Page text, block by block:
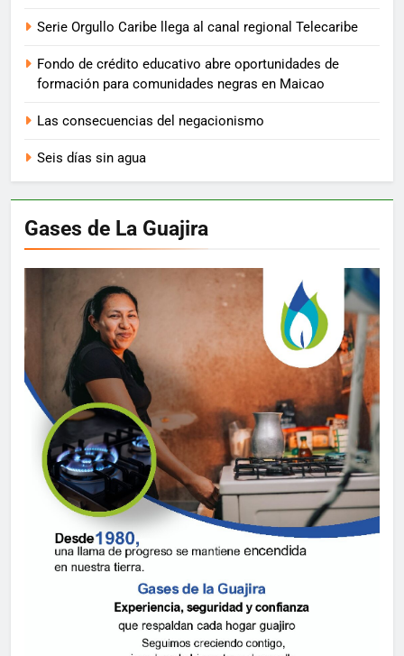
Serie Orgullo Caribe llega al canal regional Telecaribe
Fondo de crédito educativo abre oportunidades de
formación para comunidades negras en Maicao
Las consecuencias del negacionismo
Seis días sin agua
Gases de La Guajira